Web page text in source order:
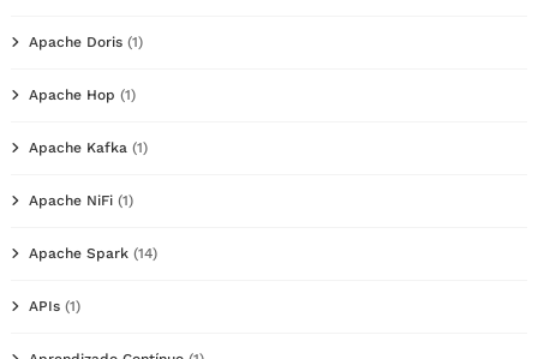
Apache Doris (1)
Apache Hop (1)
Apache Kafka (1)
Apache NiFi (1)
Apache Spark (14)
APIs (1)